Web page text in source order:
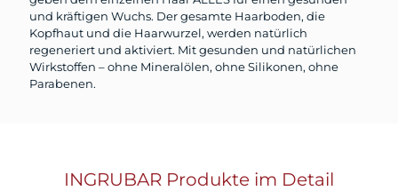
und kräftigen Wuchs. Der gesamte Haarboden, die
Kopfhaut und die Haarwurzel, werden natürlich
regeneriert und aktiviert. Mit gesunden und natürlichen
Wirkstoffen – ohne Mineralölen, ohne Silikonen, ohne
Parabenen.
INGRUBAR Produkte im Detail